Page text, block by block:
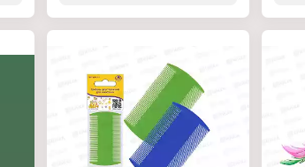
покрывая кожу ровным слоем, он
ветеринарный применяют для
смазывания вымени животных после
доения с целью предотвращения
образования трещин. Препарат наносят
на чистое вымя ровным слоем после
доения животного, слегка втирая в кожу.
Характеристики:
Производитель: Ликом
Артикул: 1059
Линейка: Денница
на